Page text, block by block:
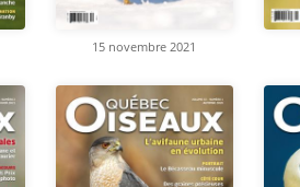
15 novembre 2021